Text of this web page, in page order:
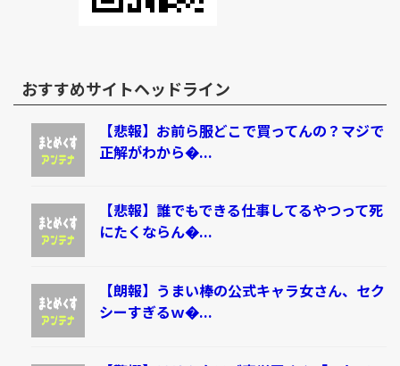
おすすめサイトヘッドライン
【悲報】お前ら服どこで買ってんの？マジで
正解がわから�...
【悲報】誰でもできる仕事してるやつって死
にたくならん�...
【朗報】うまい棒の公式キャラ女さん、セク
シーすぎるｗ�...